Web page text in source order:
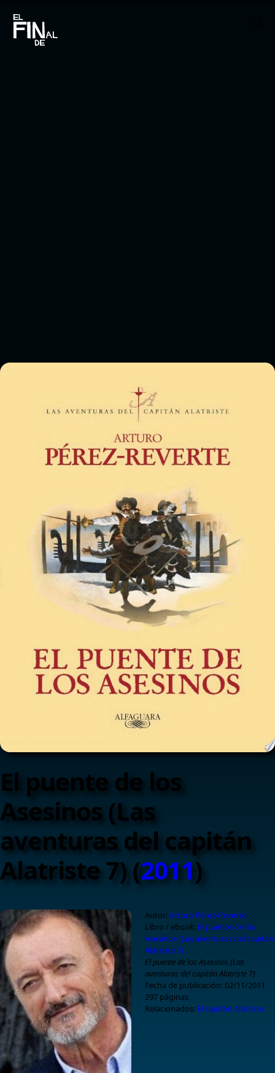
El puente de los
Asesinos (Las
aventuras del capitán
Alatriste 7) (2011)
Autor: Arturo Pérez-Reverte.
Libro / ebook: El puente de los
Asesinos (Las aventuras del capitán
Alatriste 7)
El puente de los Asesinos (Las
aventuras del capitán Alatriste 7)
Fecha de publicación: 02/11/2011
297 páginas
Relacionados: El capitán Alatriste